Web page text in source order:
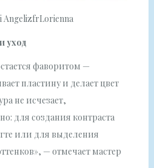
AngelizfrLorienna
уход
фаворитом —
пластину и делает цвет
не исчезает,
для создания контраста
или для выделения
— отмечает мастер